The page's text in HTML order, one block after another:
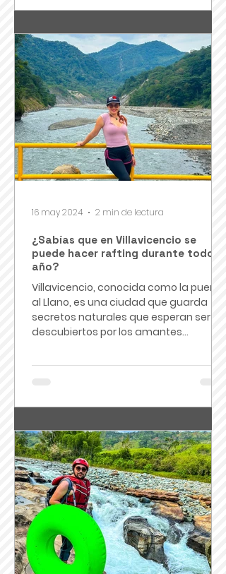
¿Sabías que en Villavicencio se
puede hacer rafting durante todo el
año?
Villavicencio, conocida como la puerta
al Llano, es una ciudad que guarda
secretos naturales que esperan ser
descubiertos por los amantes...
16 may 2024 2 min de lectura